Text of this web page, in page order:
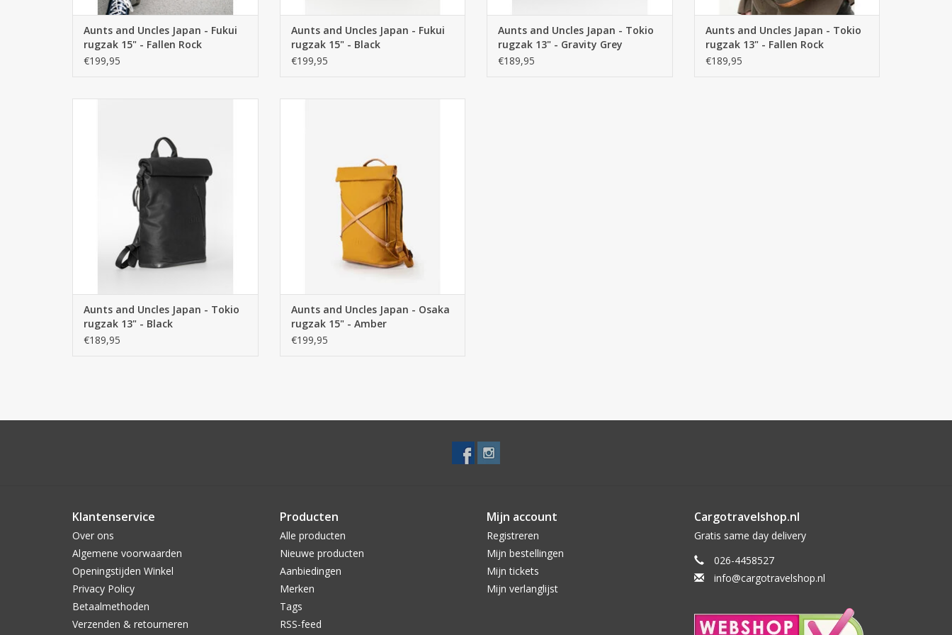
Aunts and Uncles Japan - Fukui
rugzak 15" - Fallen Rock
€199,95
Aunts and Uncles Japan - Fukui
rugzak 15" - Black
€199,95
Aunts and Uncles Japan - Tokio
rugzak 13" - Gravity Grey
€189,95
Aunts and Uncles Japan - Tokio
rugzak 13" - Fallen Rock
€189,95
uiterlijk. Waterafstotend materiaal met
waterdichte ritsen. Winkel in Arnhem
TOEVOEGEN AAN WINKELWAGEN
Aunts and Uncles Japan - Tokio
rugzak 13" - Black
€189,95
waterdichte ritsen. Winkel in Arnhem
TOEVOEGEN AAN WINKELWAGEN
Aunts and Uncles Japan - Osaka
rugzak 15" - Amber
€199,95
Klantenservice
Over ons
Algemene voorwaarden
Openingstijden Winkel
Privacy Policy
Betaalmethoden
Verzenden & retourneren
Producten
Alle producten
Nieuwe producten
Aanbiedingen
Merken
Tags
RSS-feed
Mijn account
Registreren
Mijn bestellingen
Mijn tickets
Mijn verlanglijst
Cargotravelshop.nl
Gratis same day delivery
026-4458527
info@cargotravelshop.nl